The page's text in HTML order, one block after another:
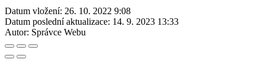
Datum vložení: 26. 10. 2022 9:08
Datum poslední aktualizace: 14. 9. 2023 13:33
Autor: Správce Webu